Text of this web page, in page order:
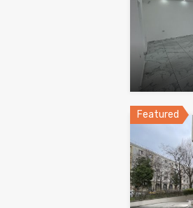
Featured